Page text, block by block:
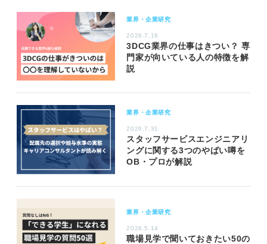
業界・企業研究
2026.7.16
3DCG業界の仕事はきつい？ 専
門家が向いている人の特徴を解
説
業界・企業研究
2026.7.31
スタッフサービスエンジニアリ
ングに関する3つのやばい噂を
OB・プロが解説
業界・企業研究
2026.5.14
職場見学で聞いておきたい50の